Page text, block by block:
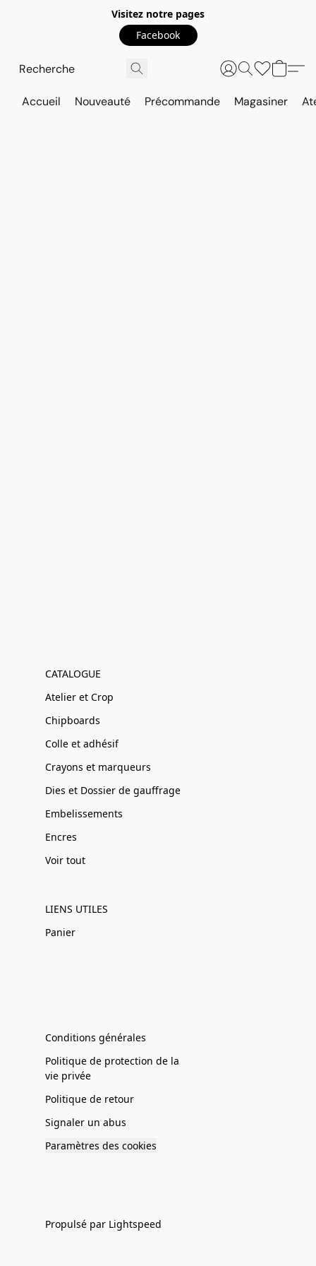
Visitez notre pages
Facebook
Accueil Nouveauté Précommande Magasiner
CATALOGUE
Atelier et Crop
Chipboards
Colle et adhésif
Crayons et marqueurs
Dies et Dossier de gauffrage
Embelissements
Encres
Voir tout
LIENS UTILES
Panier
Conditions générales
Politique de protection de la
vie privée
Politique de retour
Signaler un abus
Paramètres des cookies
Propulsé par Lightspeed